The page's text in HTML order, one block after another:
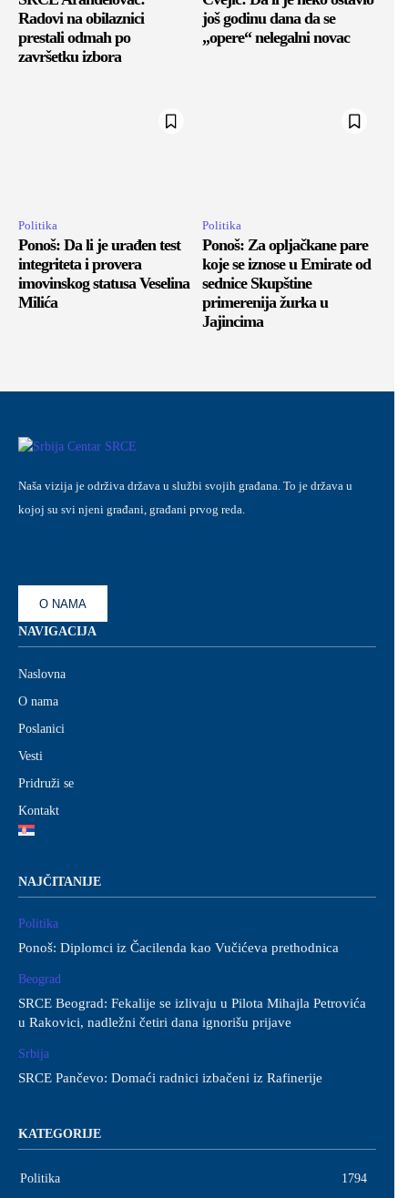
Radovi na obilaznici
prestali odmah po
završetku izbora
još godinu dana da se
„opere“ nelegalni novac
Politika
Ponoš: Da li je urađen test
integriteta i provera
imovinskog statusa Veselina
Milića
Politika
Ponoš: Za opljačkane pare
koje se iznose u Emirate od
sednice Skupštine
primerenija žurka u
Jajincima
Naša vizija je održiva država u službi svojih građana. To je država u
kojoj su svi njeni građani, građani prvog reda.
O NAMA
NAVIGACIJA
Naslovna
O nama
Poslanici
Vesti
Pridruži se
Kontakt
NAJČITANIJE
Politika
Ponoš: Diplomci iz Čacilenda kao Vučićeva prethodnica
Beograd
SRCE Beograd: Fekalije se izlivaju u Pilota Mihajla Petrovića
u Rakovici, nadležni četiri dana ignorišu prijave
Srbija
SRCE Pančevo: Domaći radnici izbačeni iz Rafinerije
KATEGORIJE
Politika 1794